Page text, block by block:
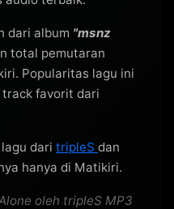
dari album "msnz
total pemutaran
Popularitas lagu ini
favorit dari
dari tripleS dan
hanya di Matikiri.
oleh tripleS MP3